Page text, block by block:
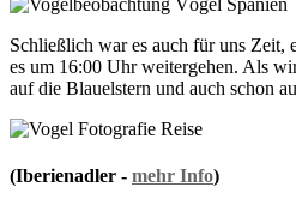
Schließlich war es auch für uns Zeit,
es um 16:00 Uhr weitergehen. Als
auf die Blauelstern und auch schon
(Iberienadler - mehr Info)